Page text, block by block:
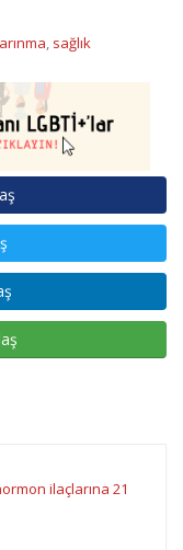
, sağlık
ilaçlarına 21